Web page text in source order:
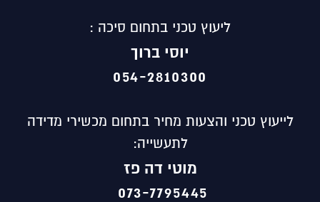
ליעוץ טכני בתחום סיכה :
יוסי ברוך
054-2810300
לייעוץ טכני והצעות מחיר בתחום מכשירי מדידה
לתעשייה:
מוטי דה פז
073-7795445